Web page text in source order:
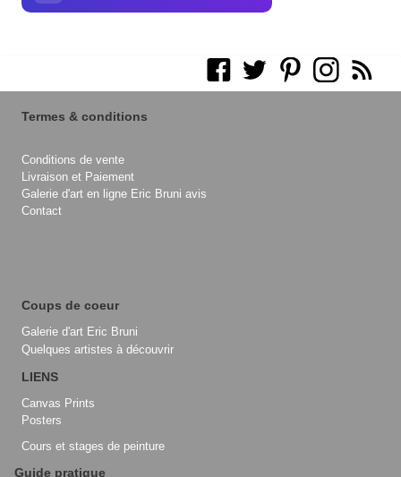
Termes & conditions
Conditions de vente
Livraison et Paiement
Galerie d'art en ligne Eric Bruni avis
Contact
Coups de coeur
Galerie d'art Eric Bruni
Quelques artistes à découvrir
LIENS
Canvas Prints
Posters
Cours et stages de peinture
Guide pratique